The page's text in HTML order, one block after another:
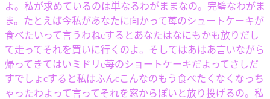
よ。私が求めているのは単なるわがままなの。完璧なわがま
ま。たとえば今私があなたに向かって苺のシュートケーキが
食べたいって言うわねcするとあなたはなにもかも放りだし
て走ってそれを買いに行くのよ。そしてはあはあ言いながら
帰ってきてはいミドリc苺のショートケーキだよってさしだ
すでしょcすると私はふんcこんなのもう食べたくなくなっち
ゃったわよって言ってそれを窓からぽいと放り投げるの。私